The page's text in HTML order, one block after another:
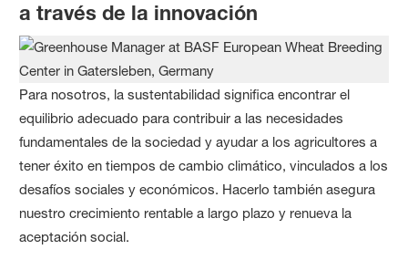
a través de la innovación
Para nosotros, la sustentabilidad significa encontrar el
equilibrio adecuado para contribuir a las necesidades
fundamentales de la sociedad y ayudar a los agricultores a
tener éxito en tiempos de cambio climático, vinculados a los
desafíos sociales y económicos. Hacerlo también asegura
nuestro crecimiento rentable a largo plazo y renueva la
aceptación social.